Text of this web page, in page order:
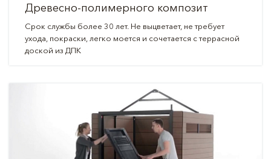
Древесно-полимерного композит
Срок службы более 30 лет. Не выцветает, не требует
ухода, покраски, легко моется и сочетается с террасной
доской из ДПК